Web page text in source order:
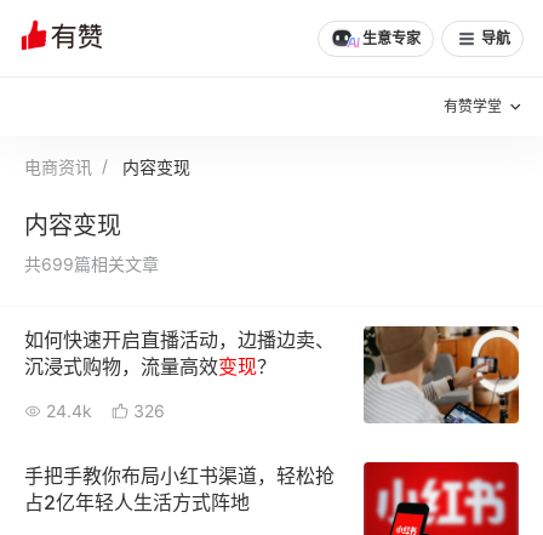
生意专家 导航
有赞学堂
私域日历
有赞成功案例 新零售最佳实践
面对面聊增长
有赞春季发布会 实干家直播间
新零售大会
电商资讯 内容变现
内容变现
共699篇相关文章
如何快速开启直播活动，边播边卖、
沉浸式购物，流量高效变现？
24.4k 326
手把手教你布局小红书渠道，轻松抢
占2亿年轻人生活方式阵地